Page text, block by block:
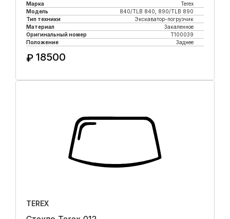
Марка
Terex
Модель
840/TLB 840, 890/TLB 890
Тип техники
Экскаватор-погрузчик
Материал
Закаленное
Оригинальный номер
T100039
Положение
Заднее
₽ 18500
TEREX